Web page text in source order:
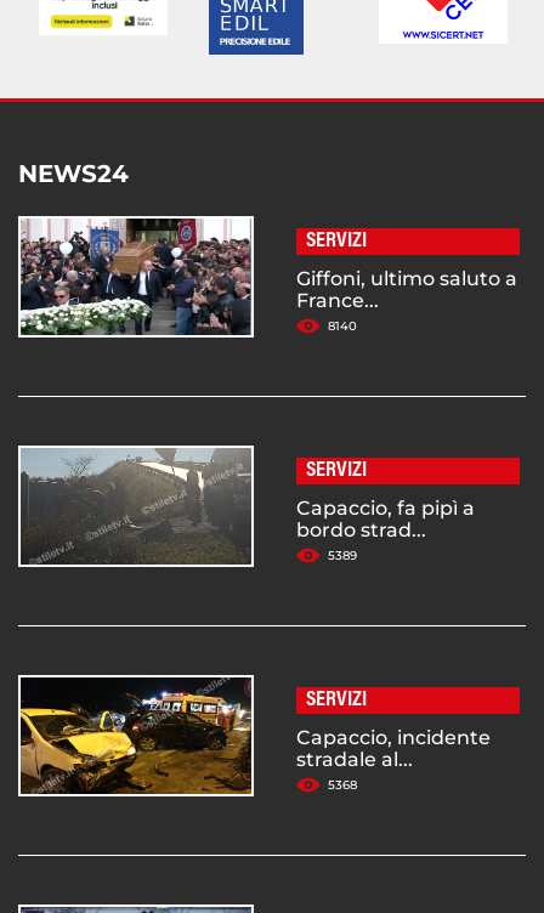
NEWS24
SERVIZI
Giffoni, ultimo saluto a
France...
8140
SERVIZI
Capaccio, fa pipì a
bordo strad...
5389
SERVIZI
Capaccio, incidente
stradale al...
5368